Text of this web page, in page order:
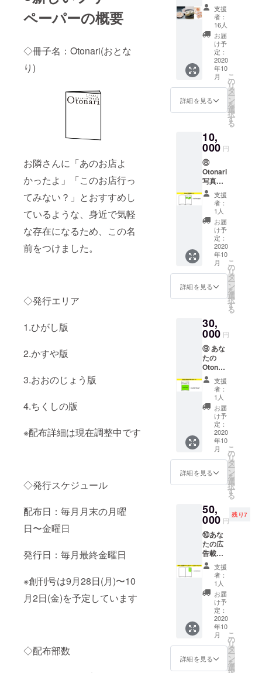
ペーパーの概要
◇冊子名：Otonari(おとな
り)
お隣さんに「あのお店よ
かったよ」「このお店行っ
てみない？」とおすすめし
ているような、身近で気軽
な存在になるため、この名
前をつけました。
◇発行エリア
1.ひがし版
2.かすや版
3.おおのじょう版
4.ちくしの版
※配布詳細は現在調整中です
◇発行スケジュール
配布日：毎月月末の月曜
日〜金曜日
発行日：毎月最終金曜日
※創刊号は9月28日(月)〜10
月2日(金)を予定しています
◇配布部数
www.fu
kutaro.
co.jp/
くな
る、福
岡名産
梅ヶ枝
餅をお
送りさ
せてい
ただき
ます。
お家の
レンジ
きたて
のお味
が楽し
めます♪
協力：
茶房き
くち
様
http://u
megae-
kikuchi.
com/
セット
コース
【10,00
0円】
〈ひら
おの塩
辛＋め
んべい
＋梅ヶ
枝餅＋1
冊＋感
謝のお
手紙＋
ステッ
カー〉
4.5.6
コース
の福岡
名産品
を3品ぜ
～んぶ
お送り
いたし
ます！
あれも
これも
食べて
みたい
という
方にお
外にお
住まい
の方も
ぜひ！
支援
者：
16人
お届
け予
定：
2020
年10
月
詳細を見る
こ
の
リ
タ
ー
ン
を
選
択
す
る
10,
000 円
⑧
Otonari
写真掲
載コー
ス
【10,00
0円】
〈顔写
真の掲
載権＋1
冊＋感
謝のお
手紙＋
Otonari
ステッ
カー〉
にあな
たの写
真を載
せちゃ
いま
す！ お
子様と
一緒も
よし、
社員さ
んと一
緒にも
よし、
雑誌に
お顔が
載るこ
とって
よ！貴
重な体
験して
みませ
んか？
※編集部
まで写
真をお
送りい
ただき
ます
支援
者：
1人
お届
け予
定：
2020
年10
月
詳細を見る
こ
の
リ
タ
ー
ン
を
選
択
す
る
30,
000 円
⑨ あな
たの
Otonari
作りま
すコー
【30,00
0円】
〈オリ
ジナル
Otonari
（A4サ
イズ1
枚）＋1
冊＋感
謝のお
Otonari
ステッ
カー〉
あなた
だけの
オリジ
ナル
Otonari
をお作
りしま
す！ A4
サイズ
の表紙
を1枚、
あなた
だけの
オリジ
支援
者：
1人
お届
け予
定：
2020
年10
月
詳細を見る
こ
の
リ
タ
ー
ン
を
選
択
す
る
50,
000 円
残り7
⑩あな
たの広
告載せ
ちゃい
ます
コース
【50,00
0円】
＜1/4P
サイズ
広告掲
載＋冊
子1冊＋
感謝の
お手紙
支援
者：
1人
お届
け予
定：
2020
年10
月
詳細を見る
こ
の
リ
タ
ー
ン
を
選